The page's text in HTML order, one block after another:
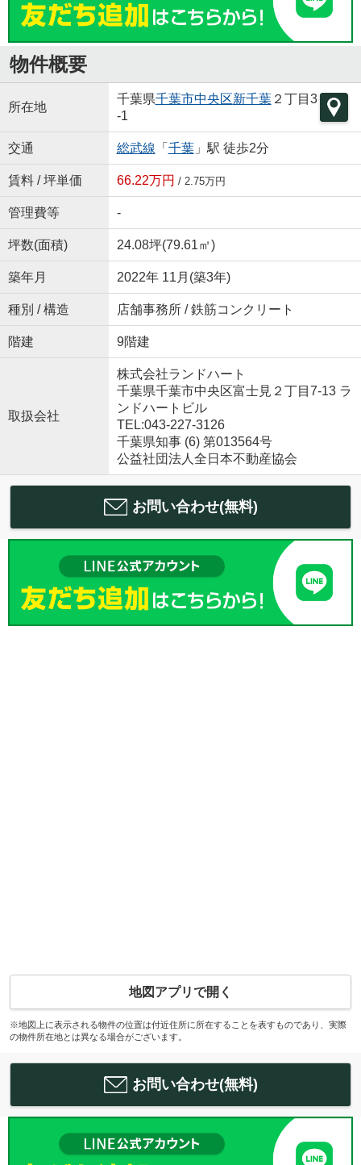
物件概要
所在地
千葉県千葉市中央区新千葉２丁目3
-1
交通 総武線 「 千葉」駅 徒歩2分
賃料 / 坪単価 66.22万円 / 2.75万円
管理費等 -
坪数(面積) 24.08坪(79.61㎡)
築年月 2022年 11月(築3年)
種別 / 構造 店舗事務所 / 鉄筋コンクリート
階建 9階建
取扱会社
株式会社ランドハート
千葉県千葉市中央区富士見２丁目7-13 ラ
ンドハートビル
TEL:043-227-3126
千葉県知事 (6) 第013564号
公益社団法人全日本不動産協会
お問い合わせ(無料)
地図アプリで開く
※地図上に表示される物件の位置は付近住所に所在することを表すものであり、実際
の物件所在地とは異なる場合がございます。
お問い合わせ(無料)